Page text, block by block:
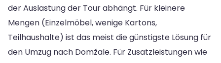
der Auslastung der Tour abhängt. Für kleinere
Mengen (Einzelmöbel, wenige Kartons,
Teilhaushalte) ist das meist die günstigste Lösung für
den Umzug nach Domžale. Für Zusatzleistungen wie